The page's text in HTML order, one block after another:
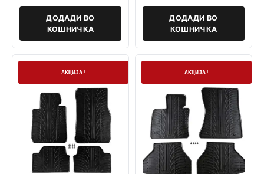
ДОДАДИ ВО
КОШНИЧКА
ДОДАДИ ВО
КОШНИЧКА
АКЦИЈА! АКЦИЈА!